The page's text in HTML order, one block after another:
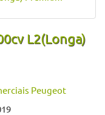
L2(Longa)
Peugeot